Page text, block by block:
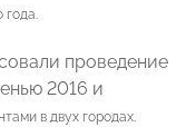
проведение
2016 и
в двух городах.